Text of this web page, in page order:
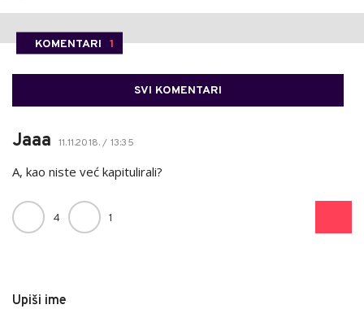
KOMENTARI 1
SVI KOMENTARI
Jaaa 11.11.2018. / 13:35
A, kao niste već kapitulirali?
4 1
Upiši ime